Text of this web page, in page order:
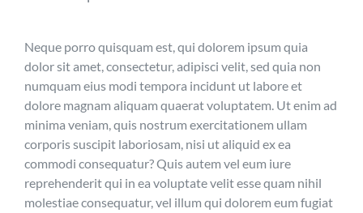
Neque porro quisquam est, qui dolorem ipsum quia
dolor sit amet, consectetur, adipisci velit, sed quia non
numquam eius modi tempora incidunt ut labore et
dolore magnam aliquam quaerat voluptatem. Ut enim ad
minima veniam, quis nostrum exercitationem ullam
corporis suscipit laboriosam, nisi ut aliquid ex ea
commodi consequatur? Quis autem vel eum iure
reprehenderit qui in ea voluptate velit esse quam nihil
molestiae consequatur, vel illum qui dolorem eum fugiat